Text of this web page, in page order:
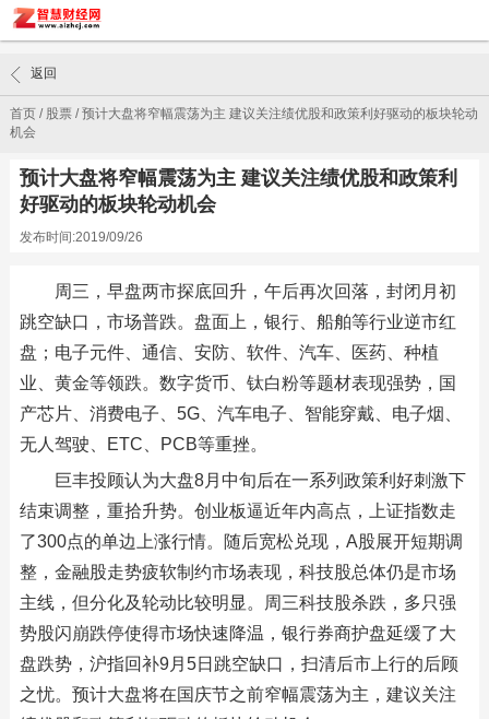
首页/ 股票/预计大盘将窄幅震荡为主 建议关注绩优股和政策利好驱动的板块轮动
机会
返回
预计大盘将窄幅震荡为主 建议关注绩优股和政策利
好驱动的板块轮动机会
发布时间:2019/09/26
周三，早盘两市探底回升，午后再次回落，封闭月初
跳空缺口，市场普跌。盘面上，银行、船舶等行业逆市红
盘；电子元件、通信、安防、软件、汽车、医药、种植
业、黄金等领跌。数字货币、钛白粉等题材表现强势，国
产芯片、消费电子、5G、汽车电子、智能穿戴、电子烟、
无人驾驶、ETC、PCB等重挫。
巨丰投顾认为大盘8月中旬后在一系列政策利好刺激下
结束调整，重拾升势。创业板逼近年内高点，上证指数走
了300点的单边上涨行情。随后宽松兑现，A股展开短期调
整，金融股走势疲软制约市场表现，科技股总体仍是市场
主线，但分化及轮动比较明显。周三科技股杀跌，多只强
势股闪崩跌停使得市场快速降温，银行券商护盘延缓了大
盘跌势，沪指回补9月5日跳空缺口，扫清后市上行的后顾
之忧。预计大盘将在国庆节之前窄幅震荡为主，建议关注